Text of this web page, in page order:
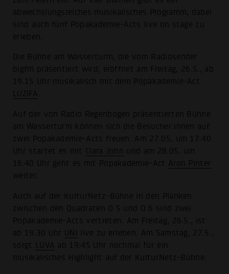
abwechslungsreiches musikalisches Programm, dabei
sind auch fünf Popakademie-Acts live on stage zu
erleben.
Die Bühne am Wasserturm, die vom Radiosender
bigfm präsentiert wird, eröffnet am Freitag, 26.5., ab
19.15 Uhr musikalisch mit dem Popakademie-Act
LUZIFA
Auf der von Radio Regenbogen präsentierten Bühne
am Wasserturm können sich die Besucher:innen auf
zwei Popakademie-Acts freuen. Am 27.05, um 17:40
Uhr startet es mit
Clara John
und am 28.05. um
16:40 Uhr geht es mit Popakademie-Act Aron Pinter
weiter.
Auch auf der KulturNetz-Bühne in den Planken
zwischen den Quadraten O 5 und O 6 sind zwei
Popakademie-Acts vertreten. Am Freitag, 26.5., ist
ab 19.30 Uhr UNI
live zu erleben. Am Samstag, 27.5.,
sorgt
LUVA ab 19:45 Uhr nochmal für ein
musikalisches Highlight auf der KulturNetz-Bühne.